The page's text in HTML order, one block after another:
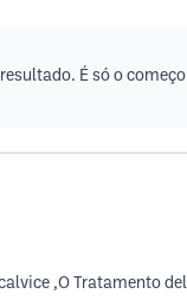
É só o
,O Tratamento